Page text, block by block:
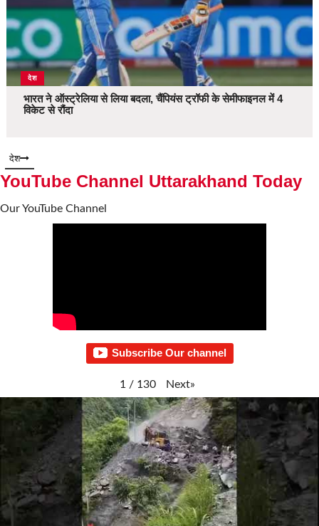
देश
भारत ने ऑस्ट्रेलिया से लिया बदला, चैंपियंस ट्रॉफी के सेमीफाइनल में 4
विकेट से रौंदा
देश
YouTube Channel Uttarakhand Today
Our YouTube Channel
Subscribe Our channel
1 / 130 Next»